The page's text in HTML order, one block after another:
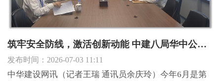
筑牢安全防线，激活创新动能 中建八局华中公司扎实开展2026年“安全生产月”活动
发布时间：2026-07-03 11:11
中华建设网讯（记者王瑞 通讯员余庆玲）今年6月是第